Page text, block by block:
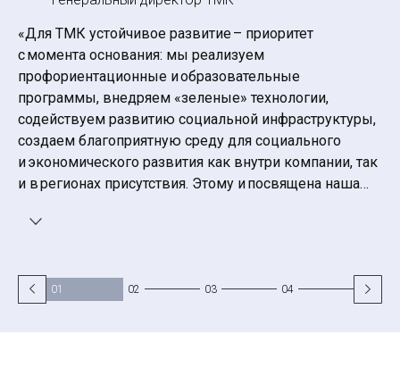
«Для ТМК устойчивое развитие – приоритет
с момента основания: мы реализуем
профориентационные и образовательные
программы, внедряем «зеленые» технологии,
содействуем развитию социальной инфраструктуры,
создаем благоприятную среду для социального
и экономического развития как внутри компании, так
и в регионах присутствия. Этому и посвящена наша
о людях, их развитии и самореализации, разработке
ценностей, которые лежат в основе миссии
01 02 03 04